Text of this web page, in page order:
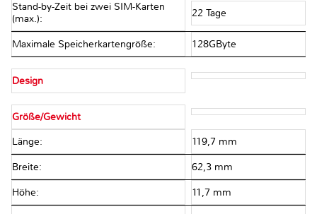
Stand-by-Zeit bei zwei SIM-Karten
(max.):
22 Tage
Maximale Speicherkartengröße: 128GByte
Design
Größe/Gewicht
Länge: 119,7 mm
Breite: 62,3 mm
Höhe: 11,7 mm